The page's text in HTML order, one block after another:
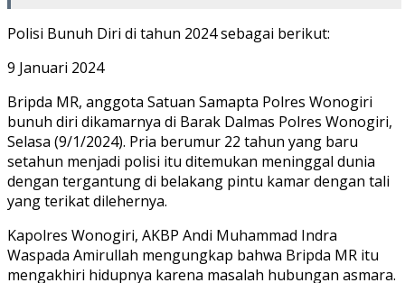
Polisi Bunuh Diri di tahun 2024 sebagai berikut:
9 Januari 2024
Bripda MR, anggota Satuan Samapta Polres Wonogiri
bunuh diri dikamarnya di Barak Dalmas Polres Wonogiri,
Selasa (9/1/2024). Pria berumur 22 tahun yang baru
setahun menjadi polisi itu ditemukan meninggal dunia
dengan tergantung di belakang pintu kamar dengan tali
yang terikat dilehernya.
Kapolres Wonogiri, AKBP Andi Muhammad Indra
Waspada Amirullah mengungkap bahwa Bripda MR itu
mengakhiri hidupnya karena masalah hubungan asmara.